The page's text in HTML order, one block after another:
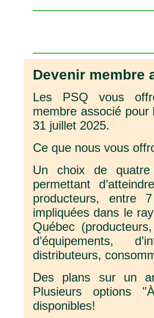
Devenir membre
Les PSQ vous
membre associé
31 juillet 2025.
Ce que nous vous
Un choix de
permettant
producteurs, entre
impliquées dans le
Québec
d’équipements,
distributeurs,
Des plans sur un
Plusieurs options
disponibles!